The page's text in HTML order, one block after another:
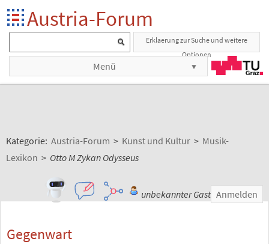
Austria-Forum
Erklaerung zur Suche und weitere
Optionen
Menü
Kategorie: Austria-Forum > Kunst und Kultur > Musik-
Lexikon > Otto M Zykan Odysseus
unbekannter Gast Anmelden
Gegenwart